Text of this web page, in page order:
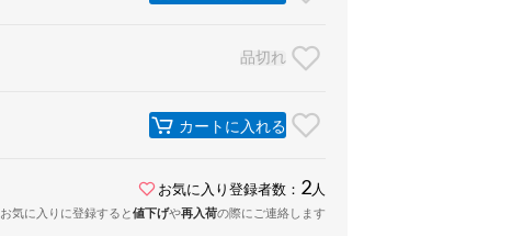
品切れ
カートに入れる
お気に入り登録者数： 2 人
お気に入りに登録すると値下げや再入荷の際にご連絡します